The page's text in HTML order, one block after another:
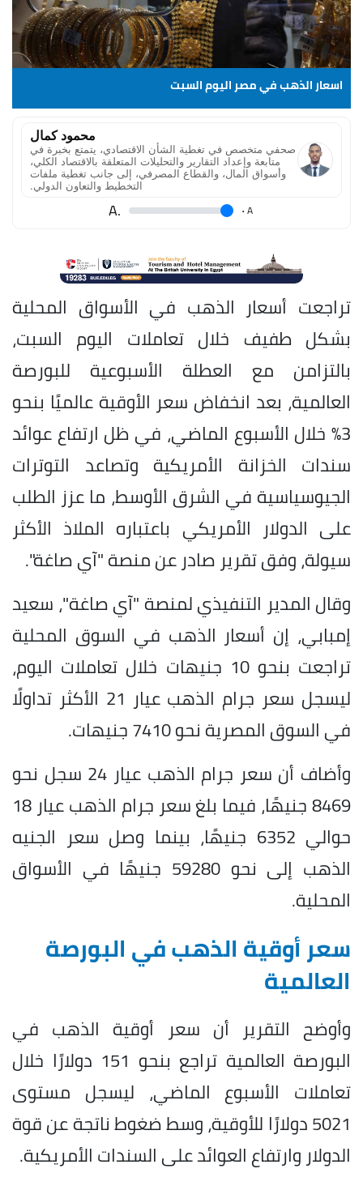
اسعار الذهب في مصر اليوم السبت
محمود كمال
صحفي متخصص في تغطية الشأن الاقتصادي، يتمتع بخبرة في
متابعة وإعداد التقارير والتحليلات المتعلقة بالاقتصاد الكلي،
وأسواق المال، والقطاع المصرفي، إلى جانب تغطية ملفات
التخطيط والتعاون الدولي.
A
.
.A
تراجعت أسعار الذهب في الأسواق المحلية
بشكل طفيف خلال تعاملات اليوم السبت،
بالتزامن مع العطلة الأسبوعية للبورصة
العالمية، بعد انخفاض سعر الأوقية عالميًا بنحو
3% خلال الأسبوع الماضي، في ظل ارتفاع عوائد
سندات الخزانة الأمريكية وتصاعد التوترات
الجيوسياسية في الشرق الأوسط، ما عزز الطلب
على الدولار الأمريكي باعتباره الملاذ الأكثر
سيولة، وفق تقرير صادر عن منصة "آي صاغة".
وقال المدير التنفيذي لمنصة "آي صاغة"، سعيد
إمبابي، إن أسعار الذهب في السوق المحلية
تراجعت بنحو 10 جنيهات خلال تعاملات اليوم،
ليسجل سعر جرام الذهب عيار 21 الأكثر تداولًا
في السوق المصرية نحو 7410 جنيهات.
وأضاف أن سعر جرام الذهب عيار 24 سجل نحو
8469 جنيهًا، فيما بلغ سعر جرام الذهب عيار 18
حوالي 6352 جنيهًا، بينما وصل سعر الجنيه
الذهب إلى نحو 59280 جنيهًا في الأسواق
المحلية.
سعر أوقية الذهب في البورصة
العالمية
وأوضح التقرير أن سعر أوقية الذهب في
البورصة العالمية تراجع بنحو 151 دولارًا خلال
تعاملات الأسبوع الماضي، ليسجل مستوى
5021 دولارًا للأوقية، وسط ضغوط ناتجة عن قوة
الدولار وارتفاع العوائد على السندات الأمريكية.